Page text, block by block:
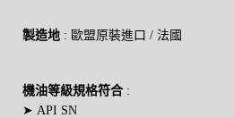
製造地 : 歐盟原裝進口 / 法國
機油等級規格符合 :
➤ API SN